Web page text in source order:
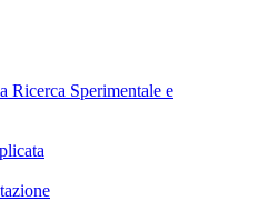
Ricerca Sperimentale e